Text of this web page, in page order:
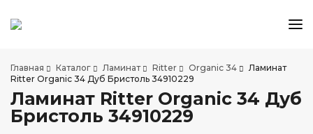
АКЦИИ И СКИДКИ
О КОМПАНИИ
НАШИ МАГАЗИНЫ
Главная Каталог Ламинат Ritter Organic 34
Ламинат
Ritter Organic 34 Дуб Бристоль 34910229
Ламинат Ritter Organic 34 Дуб
Бристоль 34910229